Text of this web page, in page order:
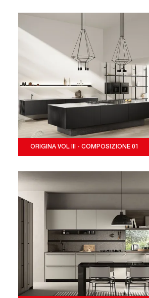
ORIGINA VOL III - COMPOSIZIONE 01